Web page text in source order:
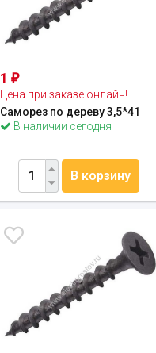
1₽
Цена при заказе онлайн!
Саморез по дереву 3,5*41
В наличии сегодня
В корзину